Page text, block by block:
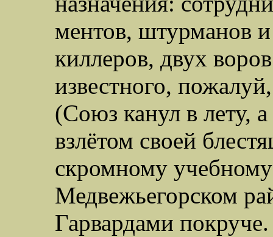
ментов, штурманов
киллеров, двух
известного,
(Союз канул в лету,
взлётом своей
скромному
Медвежьегорском
Гарвардами покруче.